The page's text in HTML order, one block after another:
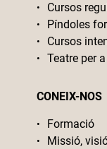
Cursos
Píndoles
Cursos
Teatre per
CONEIX-NOS
Formació
Missió,